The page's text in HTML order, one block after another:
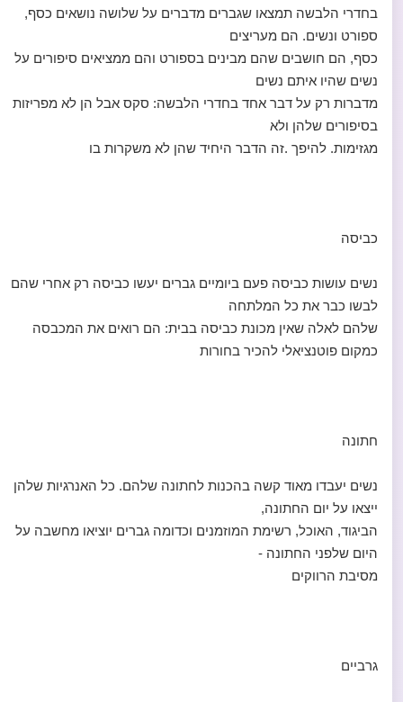
בחדרי הלבשה תמצאו שגברים מדברים על שלושה נושאים כסף,
ספורט ונשים. הם מעריצים
כסף, הם חושבים שהם מבינים בספורט והם ממציאים סיפורים על
נשים שהיו איתם נשים
מדברות רק על דבר אחד בחדרי הלבשה: סקס אבל הן לא מפריזות
בסיפורים שלהן ולא
מגזימות. להיפך .זה הדבר היחיד שהן לא משקרות בו
כביסה
נשים עושות כביסה פעם ביומיים גברים יעשו כביסה רק אחרי שהם
לבשו כבר את כל המלתחה
שלהם לאלה שאין מכונת כביסה בבית: הם רואים את המכבסה
כמקום פוטנציאלי להכיר בחורות
חתונה
נשים יעבדו מאוד קשה בהכנות לחתונה שלהם. כל האנרגיות שלהן
ייצאו על יום החתונה,
הביגוד, האוכל, רשימת המוזמנים וכדומה גברים יוציאו מחשבה על
היום שלפני החתונה -
מסיבת הרווקים
גרביים